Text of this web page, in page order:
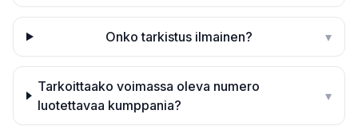
Onko tarkistus ilmainen? ▾
Tarkoittaako voimassa oleva numero
luotettavaa kumppania?
▾